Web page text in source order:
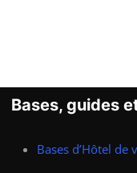
Bases, guides
Bases d’Hôtel de